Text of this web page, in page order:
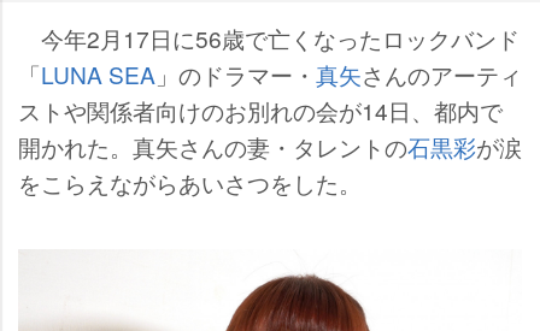
今年2月17日に56歳で亡くなったロックバンド
「LUNA SEA 」のドラマー・ 真矢さんのアーティ
ストや関係者向けのお別れの会が14日、都内で
開かれた。真矢さんの妻・タレントの石黒彩が涙
をこらえながらあいさつをした。